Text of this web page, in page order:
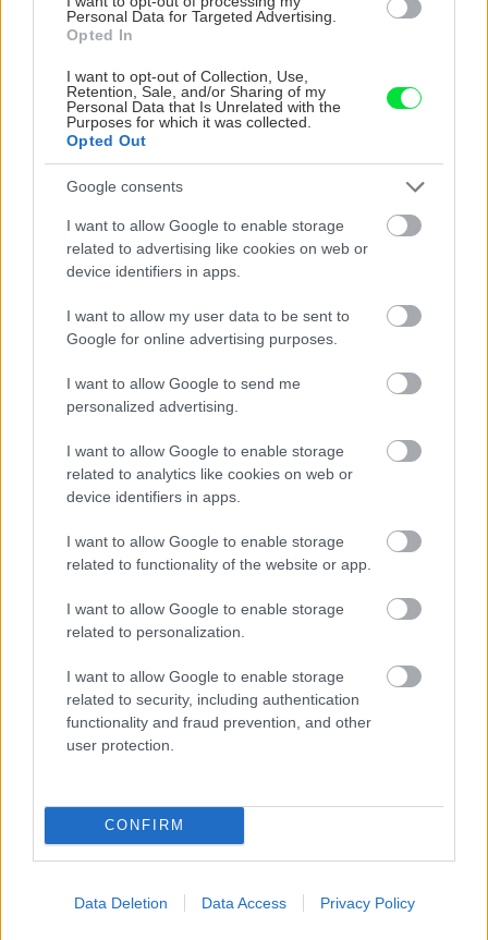
Personal Data for Targeted Advertising.
Opted In
I want to opt-out of Collection, Use,
Retention, Sale, and/or Sharing of my
Personal Data that Is Unrelated with the
Purposes for which it was collected.
Opted Out
Google consents
I want to allow Google to enable storage
related to advertising like cookies on web or
device identifiers in apps.
I want to allow my user data to be sent to
Google for online advertising purposes.
I want to allow Google to send me
personalized advertising.
I want to allow Google to enable storage
related to analytics like cookies on web or
device identifiers in apps.
I want to allow Google to enable storage
related to functionality of the website or app.
I want to allow Google to enable storage
related to personalization.
I want to allow Google to enable storage
related to security, including authentication
functionality and fraud prevention, and other
user protection.
CONFIRM
Data Deletion Data Access Privacy Policy
Na Morave prerobila
starú chalupu na
nepoznanie: Keď
že nie ste v Toskánsku
S motorovou pílou sa
dokáže aj podpísať.
montovaný domček v
duchu tradícií
Temné stránky chalúp:
10 najčastejších
skrytých chýb, ktoré
vás môžu nepríjemne
prekvapiť
Žena, búracie kladivo a
vôňa dreva: Takáto
premena zrubu z roku
deň!
DOM